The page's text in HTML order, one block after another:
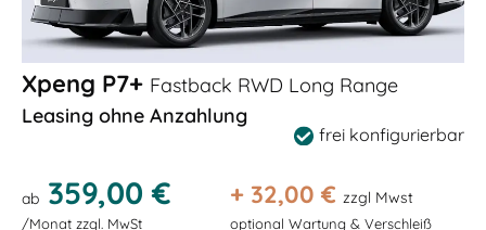
Xpeng P7+ Fastback RWD Long Range
Leasing ohne Anzahlung
frei konfigurierbar
ab 359,00 €
/Monat zzgl. MwSt
+ 32,00 € zzgl Mwst
optional Wartung & Verschleiß